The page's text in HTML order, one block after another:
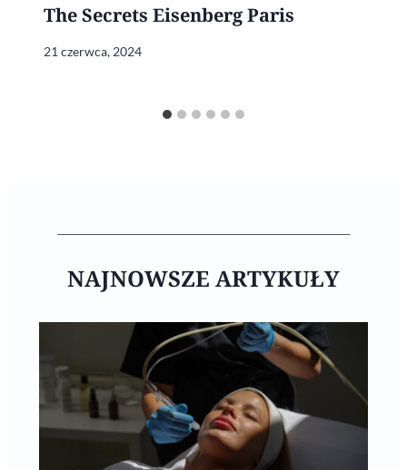
The Secrets Eisenberg Paris
21 czerwca, 2024
NAJNOWSZE ARTYKUŁY